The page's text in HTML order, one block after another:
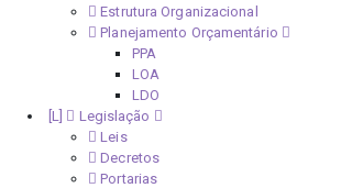
Estrutura Organizacional
Planejamento Orçamentário
PPA
LOA
LDO
Legislação
Leis
Decretos
Portarias